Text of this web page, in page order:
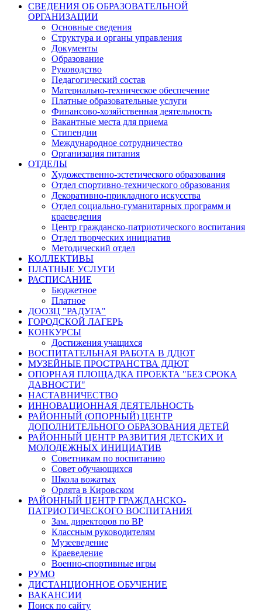
СВЕДЕНИЯ ОБ ОБРАЗОВАТЕЛЬНОЙ
ОРГАНИЗАЦИИ
Основные сведения
Структура и органы управления
Документы
Образование
Руководство
Педагогический состав
Материально-техническое обеспечение
Платные образовательные услуги
Финансово-хозяйственная деятельность
Вакантные места для приема
Стипендии
Международное сотрудничество
Организация питания
ОТДЕЛЫ
Художественно-эстетического образования
Отдел спортивно-технического образования
Декоративно-прикладного искусства
Отдел социально-гуманитарных программ и
краеведения
Центр гражданско-патриотического воспитания
Отдел творческих инициатив
Методический отдел
КОЛЛЕКТИВЫ
ПЛАТНЫЕ УСЛУГИ
РАСПИСАНИЕ
Бюджетное
Платное
ДООЗЦ "РАДУГА"
ГОРОДСКОЙ ЛАГЕРЬ
КОНКУРСЫ
Достижения учащихся
ВОСПИТАТЕЛЬНАЯ РАБОТА В ДДЮТ
МУЗЕЙНЫЕ ПРОСТРАНСТВА ДДЮТ
ОПОРНАЯ ПЛОЩАДКА ПРОЕКТА "БЕЗ СРОКА
ДАВНОСТИ"
НАСТАВНИЧЕСТВО
ИННОВАЦИОННАЯ ДЕЯТЕЛЬНОСТЬ
РАЙОННЫЙ (ОПОРНЫЙ) ЦЕНТР
ДОПОЛНИТЕЛЬНОГО ОБРАЗОВАНИЯ ДЕТЕЙ
РАЙОННЫЙ ЦЕНТР РАЗВИТИЯ ДЕТСКИХ И
МОЛОДЕЖНЫХ ИНИЦИАТИВ
Советникам по воспитанию
Совет обучающихся
Школа вожатых
Орлята в Кировском
РАЙОННЫЙ ЦЕНТР ГРАЖДАНСКО-
ПАТРИОТИЧЕСКОГО ВОСПИТАНИЯ
Зам. директоров по ВР
Классным руководителям
Музееведение
Краеведение
Военно-спортивные игры
РУМО
ДИСТАНЦИОННОЕ ОБУЧЕНИЕ
ВАКАНСИИ
Поиск по сайту